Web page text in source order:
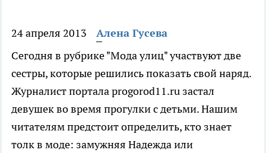
24 апреля 2013
Алена Гусева
Сегодня в рубрике "Мода улиц" участвуют две
сестры, которые решились показать свой наряд.
Журналист портала progorod11.ru застал
девушек во время прогулки с детьми. Нашим
читателям предстоит определить, кто знает
толк в моде: замужняя Надежда или